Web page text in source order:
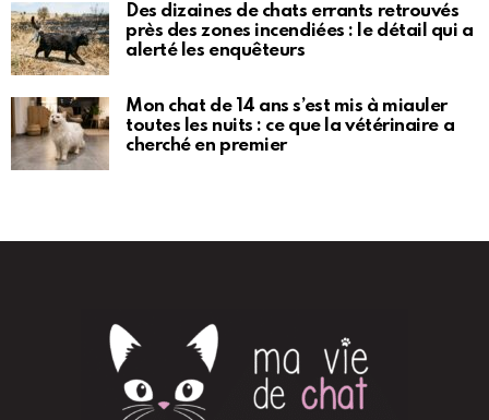
Des dizaines de chats errants retrouvés
près des zones incendiées : le détail qui a
alerté les enquêteurs
Mon chat de 14 ans s’est mis à miauler
toutes les nuits : ce que la vétérinaire a
cherché en premier